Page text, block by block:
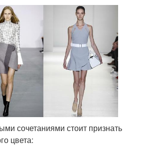
сочетаниями стоит признать
цвета: